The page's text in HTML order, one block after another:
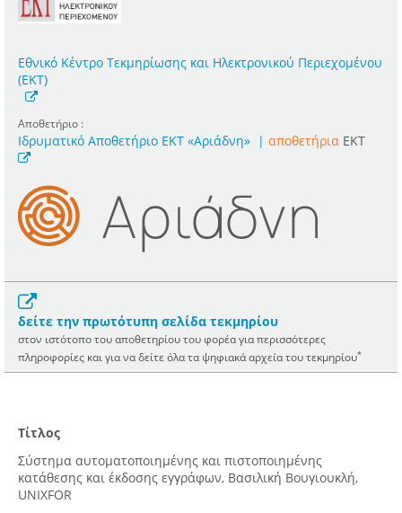
Εθνικό Κέντρο Τεκμηρίωσης και Ηλεκτρονικού Περιεχομένου
(ΕΚΤ)
Αποθετήριο :
Ιδρυματικό Αποθετήριο ΕΚΤ «Αριάδνη» | αποθετήρια EKT
δείτε την πρωτότυπη σελίδα τεκμηρίου
στον ιστότοπο του αποθετηρίου του φορέα για περισσότερες
πληροφορίες και για να δείτε όλα τα ψηφιακά αρχεία του τεκμηρίου*
Τίτλος
Σύστημα αυτοματοποιημένης και πιστοποιημένης
κατάθεσης και έκδοσης εγγράφων, Βασιλική Βουγιουκλή,
UNIXFOR